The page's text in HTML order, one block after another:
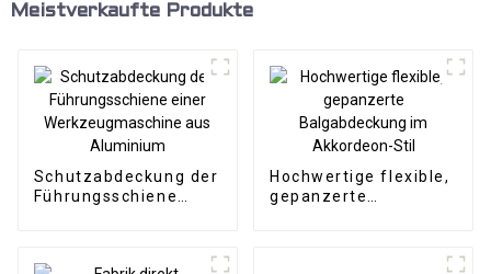
Meistverkaufte Produkte
Schutzabdeckung der
Führungsschiene
Hochwertige flexible,
gepanzerte